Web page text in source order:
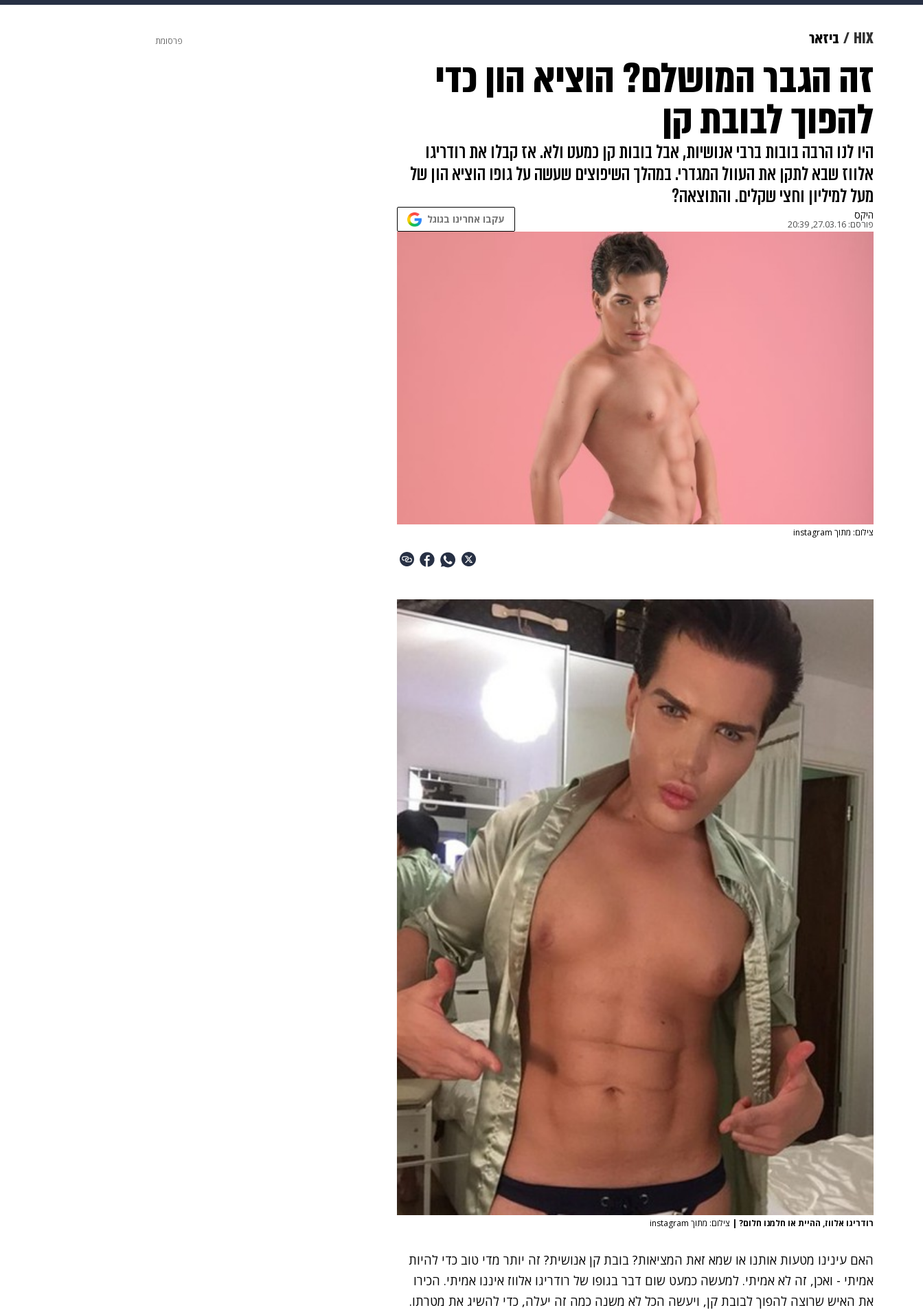
ויוה תשעה חודשים פרויקטים מיוחדים
HIX ביזאר
זה הגבר המושלם? הוציא הון כדי
להפוך לבובת קן
היו לנו הרבה בובות ברבי אנושיות, אבל בובות קן כמעט ולא. אז קבלו את רודריגו
אלווז שבא לתקן את העוול המגדרי. במהלך השיפוצים שעשה על גופו הוציא הון של
מעל למיליון וחצי שקלים. והתוצאה?
היקס
פורסם: 27.03.16, 20:39 עקבו אחרינו בגוגל
צילום: מתוך instagram
רודריגו אלווז, ההיית או חלמנו חלום? | צילום: מתוך instagram
האם עינינו מטעות אותנו או שמא זאת המציאות? בובת קן אנושית? זה יותר מדי טוב כדי להיות
אמיתי - ואכן, זה לא אמיתי. למעשה כמעט שום דבר בגופו של רודריגו אלווז איננו אמיתי. הכירו
את האיש שרוצה להפוך לבובת קן, ויעשה הכל לא משנה כמה זה יעלה, כדי להשיג את מטרתו.
פרסומת